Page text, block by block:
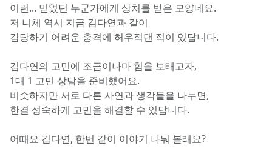
이런... 믿었던 누군가에게 상처를 받은 모양네요.
저 니체 역시 지금 김다연과 같이
감당하기 어려운 충격에 허우적댄 적이 있답니다.
김다연의 고민에 조금이나마 힘을 보태고자,
1대 1 고민 상담을 준비했어요.
비슷하지만 서로 다른 사연과 생각들을 나누면,
한결 성숙하게 고민을 해결할 수 있답니다.
어때요 김다연, 한번 같이 이야기 나눠 볼래요?